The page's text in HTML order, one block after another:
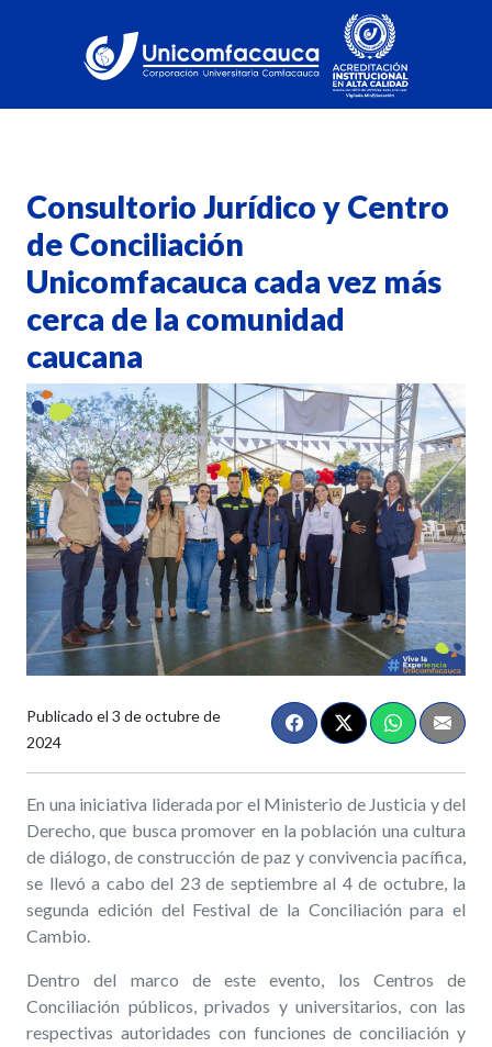
Consultorio Jurídico y Centro
de Conciliación
Unicomfacauca cada vez más
cerca de la comunidad
caucana
Publicado el 3 de octubre de
2024
En una iniciativa liderada por el Ministerio de Justicia ydel
Derecho,que busca promover en la población una cultura
de diálogo, de construcción de paz y convivencia pacífica,
se llevó a cabo del 23 de septiembre al 4 de octubre, la
segunda edición del Festival de la Conciliación para el
Cambio.
Dentro del marco de este evento, los Centros de
Conciliación públicos, privados y universitarios, con las
respectivas autoridades con funciones de conciliación y